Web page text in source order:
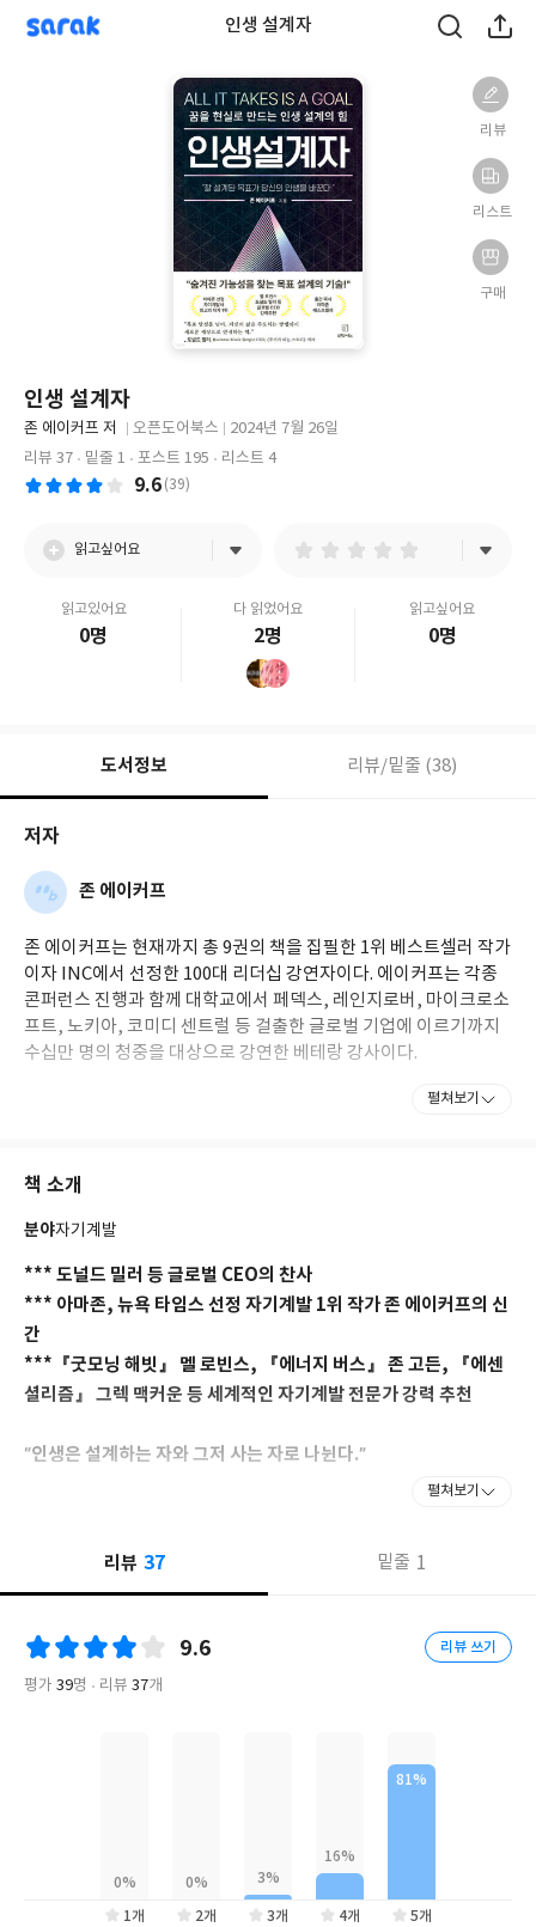
sarak 인생 설계자
리뷰
리스트
구매
인생 설계자
글
쓴
존 에이커프 저
사
오픈도어북스
출
판
2024년 7월 26일
리뷰 37
밑줄 1 포스트 195 리스트 4
9.6 (39)
읽고싶어요
읽고있어요
0명
다 읽었어요
2명
읽고싶어요
0명
도서정보 리뷰/밑줄 (38)
저자
존 에이커프
존 에이커프는 현재까지 총 9권의 책을 집필한 1위 베스트셀러 작가
이자 INC에서 선정한 100대 리더십 강연자이다. 에이커프는 각종
콘퍼런스 진행과 함께 대학교에서 페덱스, 레인지로버, 마이크로소
프트, 노키아, 코미디 센트럴 등 걸출한 글로벌 기업에 이르기까지
수십만 명의 청중을 대상으로 강연한 베테랑 강사이다.
또한 에이커프는 자기계발 분야의 인기 팟캐스트 ‘All It Takes Is a
자의 마음을 사로잡는 유쾌한 통찰력과 인생에 대한 새로운 관점을
방문하기 바란다.
펼쳐보기
책 소개
분야자기계발
*** 도널드 밀러 등 글로벌 CEO의 찬사
*** 아마존, 뉴욕 타임스 선정 자기계발 1위 작가 존 에이커프의 신
간
***『굿모닝 해빗』 멜 로빈스, 『에너지 버스』 존 고든, 『에센
셜리즘』 그렉 맥커운 등 세계적인 자기계발 전문가 강력 추천
“인생은 설계하는 자와 그저 사는 자로 나뉜다.”
사람은 무엇으로 사는가.
삶에 대한 기준이 세분화되어 가는 현대 사회에서 선뜻 답을 내리기
어려운 문제가 아닐까. 그렇더라도 각자의 삶 속에는 원하는 바가 적
어도 하나쯤은 있으며, 그러한 바를 성취하며 살기를 바라는 것은
기 어려운 것이기도 하다. 이는 우리가 목표에 과도한 완벽함과 이상
을 담으려고 하기 때문은 아닐까. 그렇게 목표를 이루기 위한 과정에
서 능력 밖의 일들을 감내하며 스스로를 착취한다. 결국 모든 것이
펼쳐보기
리뷰 37 밑줄 1
9.6
평가 39명 리뷰 37개
리뷰 쓰기
1개 2개 3개 4개 5개